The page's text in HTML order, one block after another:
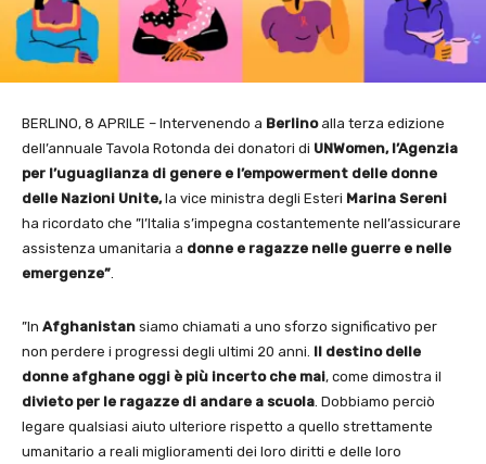
BERLINO, 8 APRILE – Intervenendo a Berlinoalla terza edizione
dell’annuale Tavola Rotonda dei donatori di UNWomen, l’Agenzia
per l’uguaglianza di genere e l’empowerment delle donne
delle Nazioni Unite,la vice ministra degli Esteri Marina Sereni
ha ricordato che ”l’Italia s’impegna costantemente nell’assicurare
assistenza umanitaria a donne e ragazze nelle guerre e nelle
emergenze”.
”In Afghanistan siamo chiamati a uno sforzo significativo per
non perdere i progressi degli ultimi 20 anni. Il destino delle
donne afghane oggi è più incerto che mai, come dimostra il
divieto per le ragazze di andare a scuola. Dobbiamo perciò
legare qualsiasi aiuto ulteriore rispetto a quello strettamente
umanitario a reali miglioramenti dei loro diritti e delle loro